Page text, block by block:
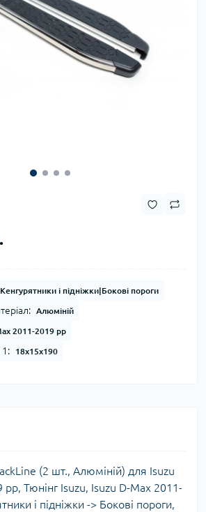
Кенгурятники і підніжки|Бокові пороги
Алюміній
2011-2019 рр
1: 18x15x190
(2 шт., Алюміній) для Isuzu
Тюнінг Isuzu, Isuzu D-Max 2011-
і підніжки -> Бокові пороги,